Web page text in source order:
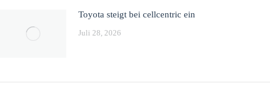
Toyota steigt bei cellcentric ein
Juli 28, 2026